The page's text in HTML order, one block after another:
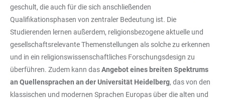
geschult, die auch für die sich anschließenden
Qualifikationsphasen von zentraler Bedeutung ist. Die
Studierenden lernen außerdem, religionsbezogene aktuelle und
gesellschaftsrelevante Themenstellungen als solche zu erkennen
und in ein religionswissenschaftliches Forschungsdesign zu
überführen. Zudem kann dasAngebot eines breiten Spektrums
an Quellensprachen an der Universität Heidelberg, das von den
klassischen und modernen Sprachen Europas über die alten und